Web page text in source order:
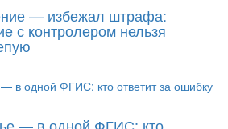
— избежал штрафа:
с контролером нельзя